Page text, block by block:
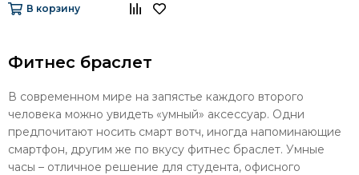
В корзину
Фитнес браслет
В современном мире на запястье каждого второго
человека можно увидеть «умный» аксессуар. Одни
предпочитают носить смарт вотч, иногда напоминающие
смартфон, другим же по вкусу фитнес браслет. Умные
часы – отличное решение для студента, офисного